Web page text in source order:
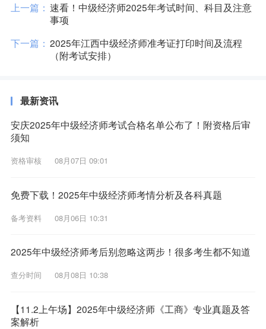
上一篇： 速看！中级经济师2025年考试时间、科目及注意
事项
下一篇： 2025年江西中级经济师准考证打印时间及流程
（附考试安排）
最新资讯
安庆2025年中级经济师考试合格名单公布了！附资格后审
须知
资格审核 08月07日 09:01
免费下载！2025年中级经济师考情分析及各科真题
备考资料 08月06日 10:31
2025年中级经济师考后别忽略这两步！很多考生都不知道
查分时间 08月08日 10:38
【11.2上午场】2025年中级经济师《工商》专业真题及答
案解析